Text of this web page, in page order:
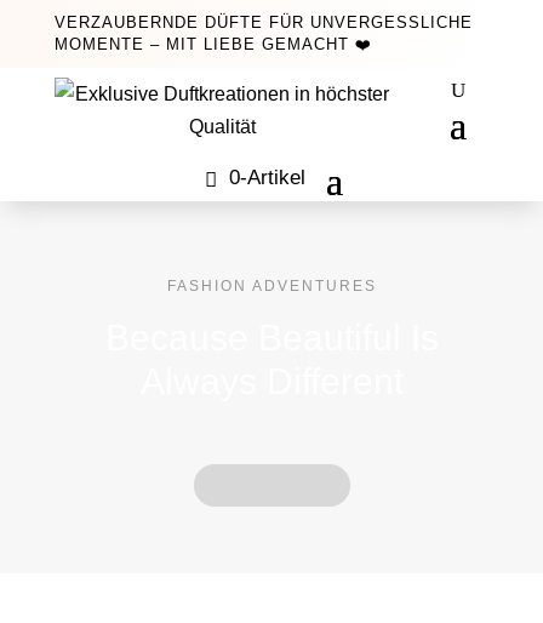
VERZAUBERNDE DÜFTE FÜR UNVERGESSLICHE
MOMENTE – MIT LIEBE GEMACHT ❤️
0-Artikel
FASHION ADVENTURES